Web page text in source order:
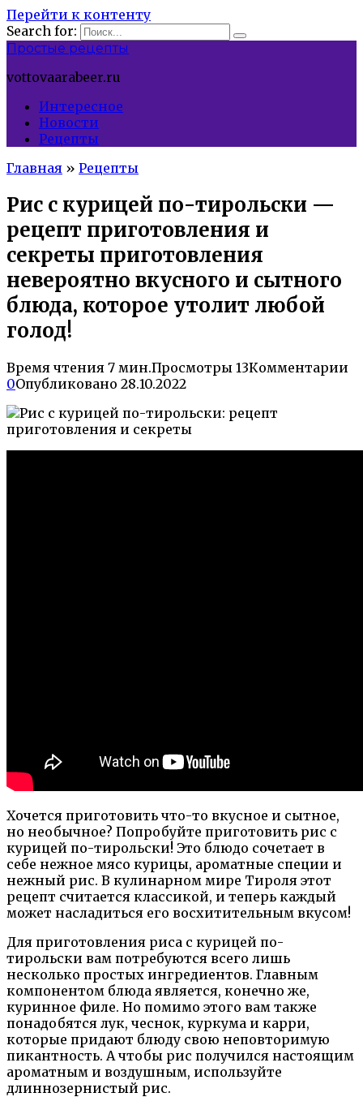
Перейти к контенту
Search for:
Простые рецепты
vottovaarabeer.ru
Интересное
Новости
Рецепты
Главная » Рецепты
Рис с курицей по-тирольски —
рецепт приготовления и
секреты приготовления
невероятно вкусного и сытного
блюда, которое утолит любой
голод!
Время чтения 7 мин.Просмотры 13Комментарии
0Опубликовано 28.10.2022
Хочется приготовить что-то вкусное и сытное,
но необычное? Попробуйте приготовить рис с
курицей по-тирольски! Это блюдо сочетает в
себе нежное мясо курицы, ароматные специи и
нежный рис. В кулинарном мире Тироля этот
рецепт считается классикой, и теперь каждый
может насладиться его восхитительным вкусом!
Для приготовления риса с курицей по-
тирольски вам потребуются всего лишь
несколько простых ингредиентов. Главным
компонентом блюда является, конечно же,
куринное филе. Но помимо этого вам также
понадобятся лук, чеснок, куркума и карри,
которые придают блюду свою неповторимую
пикантность. А чтобы рис получился настоящим
ароматным и воздушным, используйте
длиннозернистый рис.